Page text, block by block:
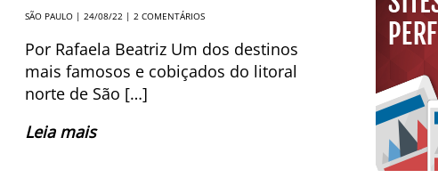
SÃO PAULO | 24/08/22 | 2 COMENTÁRIOS
Por Rafaela Beatriz Um dos destinos
mais famosos e cobiçados do litoral
norte de São […]
Leia mais